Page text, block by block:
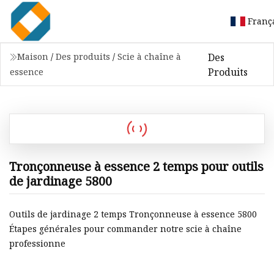
Maison / Des produits / Scie à chaîne à
essence
Des
Produits
Tronçonneuse à essence 2 temps pour outils
de jardinage 5800
Outils de jardinage 2 temps Tronçonneuse à essence 5800
Étapes générales pour commander notre scie à chaîne
professionne